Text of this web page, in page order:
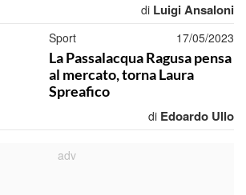
di Luigi Ansaloni
Sport 17/05/2023
La Passalacqua Ragusa pensa
al mercato, torna Laura
Spreafico
di Edoardo Ullo